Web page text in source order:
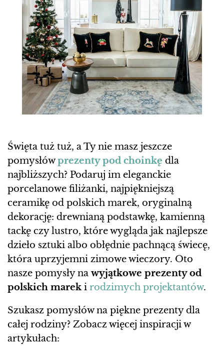
Święta tuż tuż, a Ty nie masz jeszcze
pomysłówprezenty pod choinkę dla
najbliższych? Podaruj im eleganckie
porcelanowe filiżanki, najpiękniejszą
ceramikę od polskich marek, oryginalną
dekorację: drewnianą podstawkę, kamienną
tackę czy lustro, które wygląda jak najlepsze
dzieło sztuki albo obłędnie pachnącą świecę,
która uprzyjemni zimowe wieczory. Oto
nasze pomysły na wyjątkowe prezenty od
polskich marek i rodzimych projektantów.
Szukasz pomysłów na piękne prezenty dla
całej rodziny? Zobacz więcej inspiracji w
artykułach: